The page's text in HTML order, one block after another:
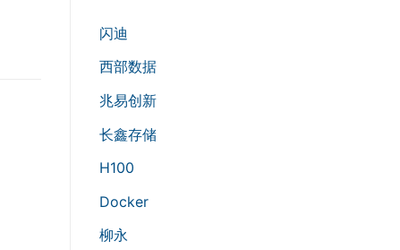
闪迪
西部数据
兆易创新
长鑫存储
H100
Docker
柳永